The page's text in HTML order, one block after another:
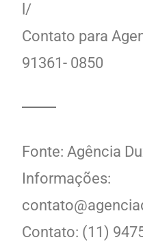
l/
Contato para
91361- 0850
Fonte: Agência
Informações:
Contato: (11)